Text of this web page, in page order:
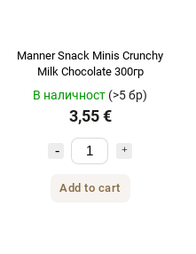
Manner Snack Minis Crunchy
Milk Chocolate 300гр
В наличност (>5 бр)
3,55 €
Add to cart